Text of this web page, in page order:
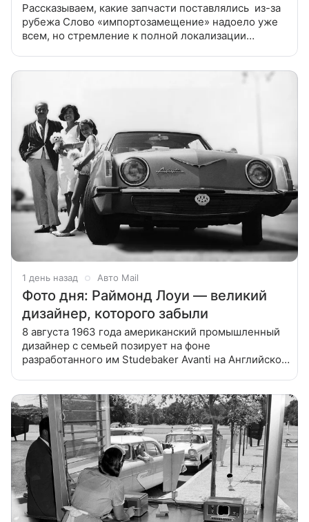
Рассказываем, какие запчасти поставлялись из-за
рубежа Слово «импортозамещение» надоело уже
всем, но стремление к полной локализации
1 день назад Авто Mail
Фото дня: Раймонд Лоуи — великий
дизайнер, которого забыли
8 августа 1963 года американский промышленный
дизайнер с семьей позирует на фоне
разработанного им Studebaker Avanti на Английской